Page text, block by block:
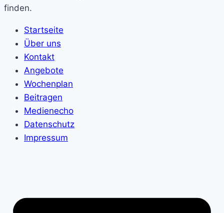
finden.
Startseite
Über uns
Kontakt
Angebote
Wochenplan
Beitragen
Medienecho
Datenschutz
Impressum